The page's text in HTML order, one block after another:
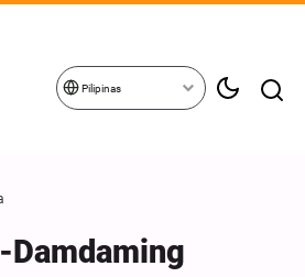
Pilipinas
Damdaming